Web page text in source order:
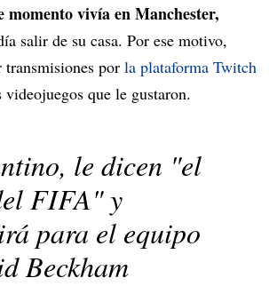
momento vivía en Manchester,
salir de su casa. Por ese motivo,
por la plataforma Twitch
que le gustaron.
le dicen "el
FIFA" y
para el equipo
Beckham